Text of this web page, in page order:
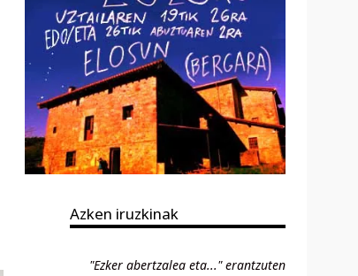
Azken iruzkinak
"Ezker abertzalea eta..." erantzuten